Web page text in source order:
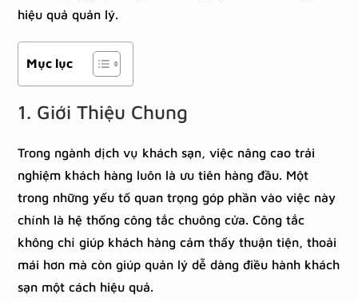
hiệu quả quản lý.
Mục lục
1. Giới Thiệu Chung
Trong ngành dịch vụ khách sạn, việc nâng cao trải
nghiệm khách hàng luôn là ưu tiên hàng đầu. Một
trong những yếu tố quan trọng góp phần vào việc này
chính là hệ thống công tắc chuông cửa. Công tắc
không chỉ giúp khách hàng cảm thấy thuận tiện, thoải
mái hơn mà còn giúp quản lý dễ dàng điều hành khách
sạn một cách hiệu quả.